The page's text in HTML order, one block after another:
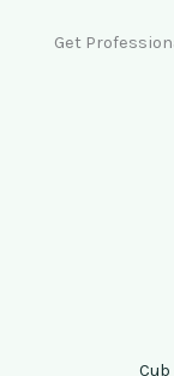
Get